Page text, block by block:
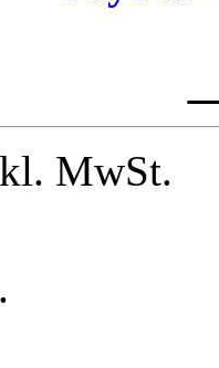
MwSt.